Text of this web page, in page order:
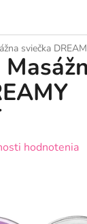
sviečka
hodnotenia